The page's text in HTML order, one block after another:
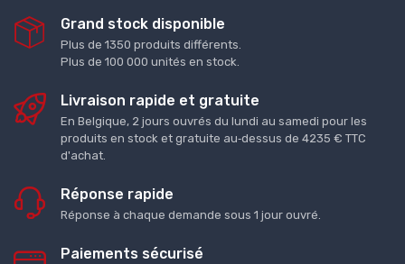
Grand stock disponible
Plus de 1350 produits différents.
Plus de 100 000 unités en stock.
Livraison rapide et gratuite
En Belgique, 2 jours ouvrés du lundi au samedi pour les
produits en stock et gratuite au‑dessus de 4235 € TTC
d'achat.
Réponse rapide
Réponse à chaque demande sous 1 jour ouvré.
Paiements sécurisé